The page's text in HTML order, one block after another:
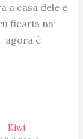
a casa dele e
ficaria na
agora é
Kiwi